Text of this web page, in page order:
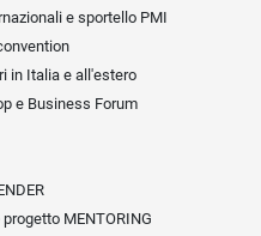
e sportello PMI
in Italia e all'estero
e Business Forum
MENTORING